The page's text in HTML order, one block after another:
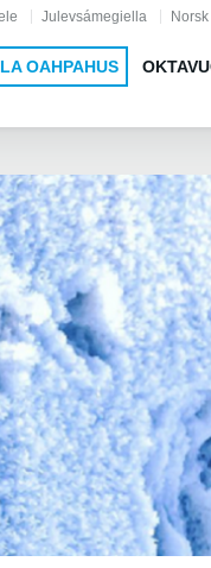
Julevsámegiella Norsk
OAHPAHUS